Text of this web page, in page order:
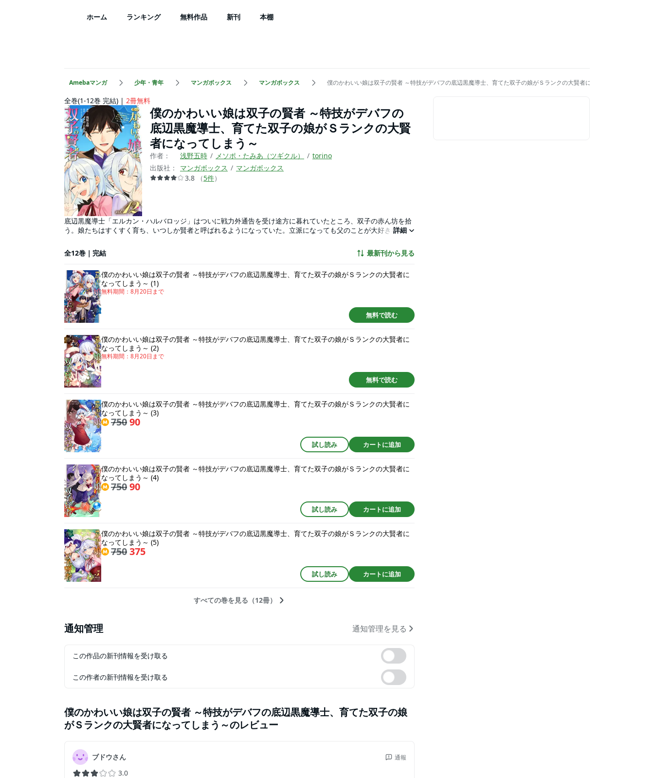
ホーム ランキング 無料作品 新刊 本棚
Amebaマンガ 少年・青年 マンガボックス マンガボックス 僕のかわいい娘は双子の賢者 ～特技がデバフの底辺黒魔導士、育てた双子の娘がＳランクの大賢者になってしまう～
全巻(1-12巻 完結) 2冊無料
僕のかわいい娘は双子の賢者 ～特技がデバフの
底辺黒魔導士、育てた双子の娘がＳランクの大賢
者になってしまう～
作者： 浅野五時 メソポ・たみあ（ツギクル）
torino
出版社：
マンガボックス
マンガボックス
3.8
（5件）
底辺黒魔導士「エルカン・ハルバロッジ」はついに戦力外通告を受け途方に暮れていたところ、双子の赤ん坊を拾
う。娘たちはすくすく育ち、いつしか賢者と呼ばれるようになっていた。立派になっても父のことが大好きな彼女
詳細
全12巻｜完結 最新刊から見る
僕のかわいい娘は双子の賢者 ～特技がデバフの底辺黒魔導士、育てた双子の娘がＳランクの大賢者に
なってしまう～ (1)
無料期間： 8月20日 まで
無料で読む
僕のかわいい娘は双子の賢者 ～特技がデバフの底辺黒魔導士、育てた双子の娘がＳランクの大賢者に
なってしまう～ (2)
無料期間： 8月20日 まで
無料で読む
僕のかわいい娘は双子の賢者 ～特技がデバフの底辺黒魔導士、育てた双子の娘がＳランクの大賢者に
なってしまう～ (3)
75090
試し読み カートに追加
僕のかわいい娘は双子の賢者 ～特技がデバフの底辺黒魔導士、育てた双子の娘がＳランクの大賢者に
なってしまう～ (4)
75090
試し読み カートに追加
僕のかわいい娘は双子の賢者 ～特技がデバフの底辺黒魔導士、育てた双子の娘がＳランクの大賢者に
なってしまう～ (5)
750375
試し読み カートに追加
すべての巻を見る（12冊）
通知管理 通知管理を見る
この作品の新刊情報を受け取る
この作者の新刊情報を受け取る
僕のかわいい娘は双子の賢者 ～特技がデバフの底辺黒魔導士、育てた双子の娘
がＳランクの大賢者になってしまう～のレビュー
ブドウさん 通報
3.0